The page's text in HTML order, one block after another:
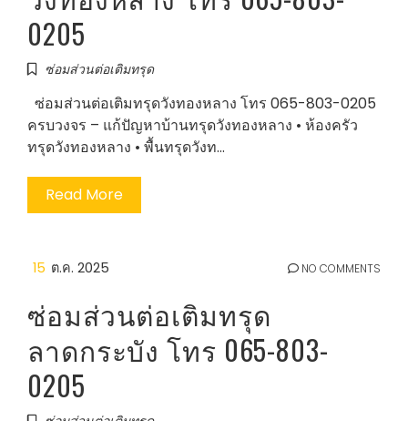
0205
ซ่อมส่วนต่อเติมทรุด
ซ่อมส่วนต่อเติมทรุดวังทองหลาง โทร 065-803-0205
ครบวงจร – แก้ปัญหาบ้านทรุดวังทองหลาง • ห้องครัว
ทรุดวังทองหลาง • พื้นทรุดวังท…
Read More
15 ต.ค. 2025 NO COMMENTS
ซ่อมส่วนต่อเติมทรุด
ลาดกระบัง โทร 065-803-
0205